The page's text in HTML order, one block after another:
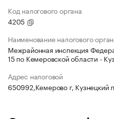
Код налогового органа
4205
Наименование налогового
Межрайонная инспекция
15 по Кемеровской области -
Адрес налоговой
650992,Кемерово г, Кузнецкий